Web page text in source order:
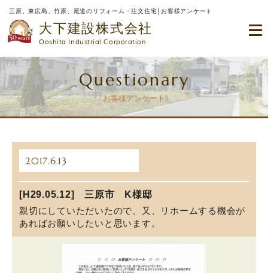
三原、東広島、竹原、尾道のリフォーム・注文住宅│お客様アンケート
大下建設株式会社
Ooshita Industrial Corporation
Questionary
お客様アンケート
2017.6.13
[H29.05.12] 三原市 K様邸
親切にしていただいたので、又、リホームする機会が
あればお願いしたいと思います。